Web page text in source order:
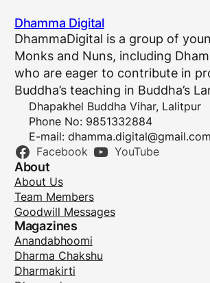
Dhamma Digital
DhammaDigital is a group of
Monks and Nuns, including
who are eager to contribute in
Buddha’s teaching in Buddha’s
Dhapakhel Buddha Vihar, Lalitpur
Phone No: 9851332884
E-mail: dhamma.digital@gmail.com
Facebook YouTube
About
About Us
Team Members
Goodwill Messages
Magazines
Anandabhoomi
Dharma Chakshu
Dharmakirti